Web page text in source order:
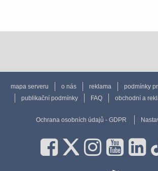
mapa serveru o nás reklama podmínky
publikační podmínky
FAQ obchodní a
Ochrana osobních údajů - GDPR